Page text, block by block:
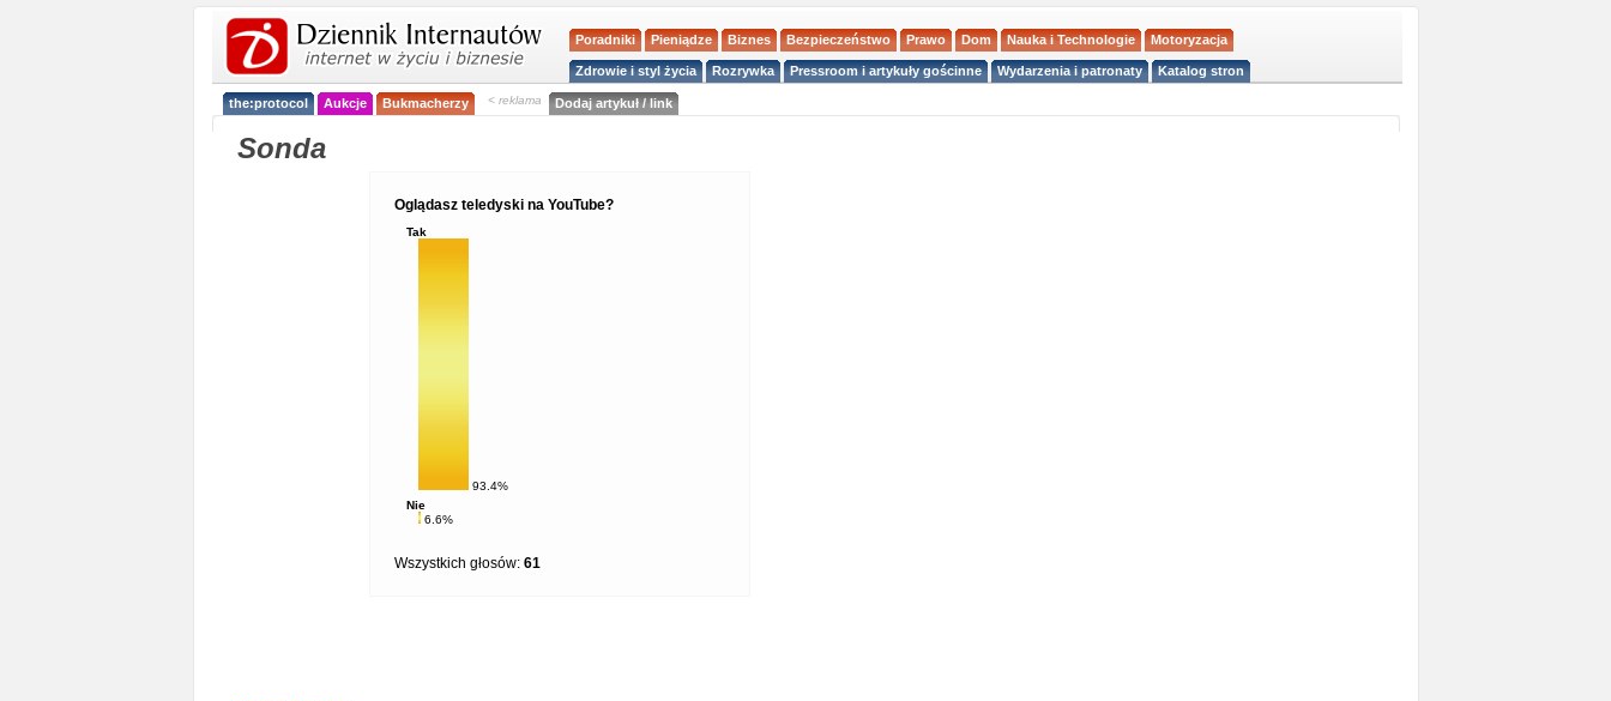
Poradniki Pieniądze Biznes Bezpieczeństwo Prawo Dom Nauka i Technologie Motoryzacja
Zdrowie i styl życia Rozrywka Pressroom i artykuły gościnne Wydarzenia i patronaty Katalog stron
the:protocol Aukcje Bukmacherzy < reklama Dodaj artykuł / link
Sonda
Oglądasz teledyski na YouTube?
Tak
93.4%
Nie
6.6%
Wszystkich głosów: 61